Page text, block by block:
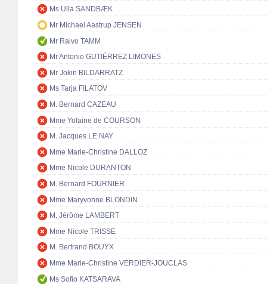
Ms Ulla SANDBÆK
Mr Michael Aastrup JENSEN
Mr Raivo TAMM
Mr Antonio GUTIÉRREZ LIMONES
Mr Jokin BILDARRATZ
Ms Tarja FILATOV
M. Bernard CAZEAU
Mme Yolaine de COURSON
M. Jacques LE NAY
Mme Marie-Christine DALLOZ
Mme Nicole DURANTON
M. Bernard FOURNIER
Mme Maryvonne BLONDIN
M. Jérôme LAMBERT
Mme Nicole TRISSE
M. Bertrand BOUYX
Mme Marie-Christine VERDIER-JOUCLAS
Ms Sofio KATSARAVA